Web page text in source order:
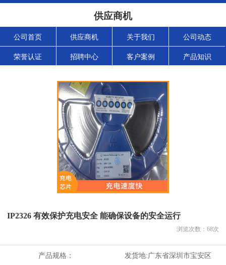
供应商机
公司首页 供应商机 关于我们 公司动态
荣誉认证 招聘中心 客户案例 产品知识
IP2326 有效保护充电安全 能确保设备的安全运行
浏览次数： 68次
产品规格： 发货地:广东省深圳市宝安区